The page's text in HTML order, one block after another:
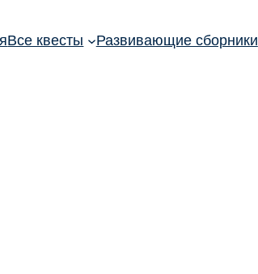
Все квесты Развивающие сборники